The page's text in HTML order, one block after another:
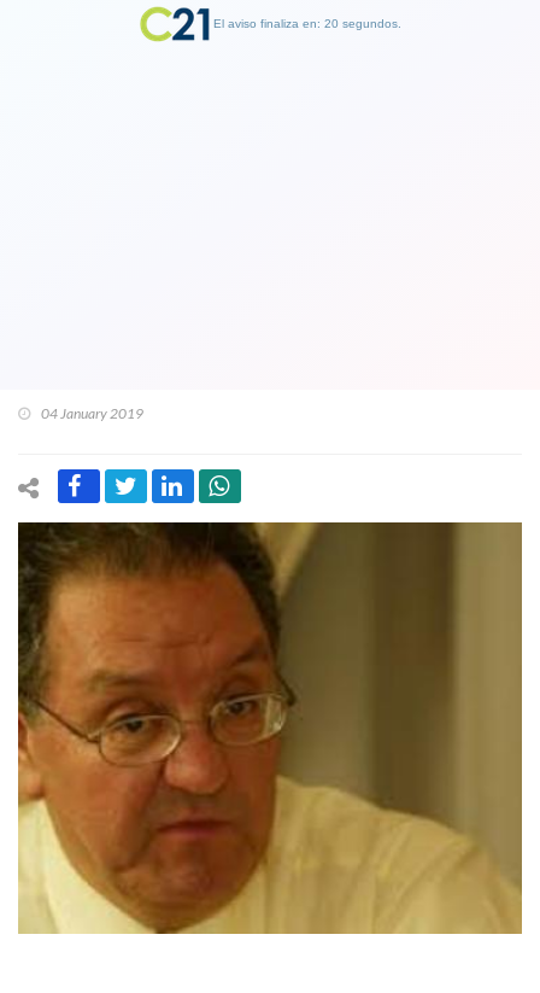
04 January 2019
El aviso finaliza en: 19 segundos.